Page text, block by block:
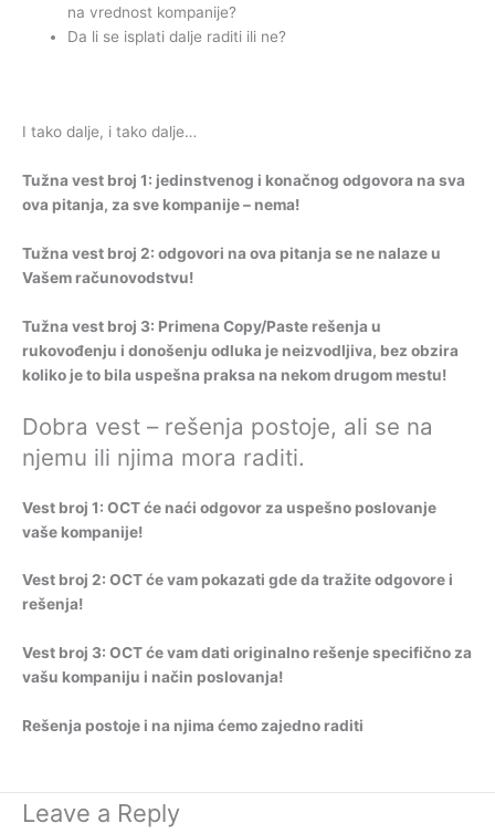
na vrednost kompanije?
Da li se isplati dalje raditi ili ne?
I tako dalje, i tako dalje…
Tužna vest broj 1: jedinstvenog i konačnog odgovora na sva
ova pitanja, za sve kompanije – nema!
Tužna vest broj 2: odgovori na ova pitanja se ne nalaze u
Vašem računovodstvu!
Tužna vest broj 3: Primena Copy/Paste rešenja u
rukovođenju i donošenju odluka je neizvodljiva, bez obzira
koliko je to bila uspešna praksa na nekom drugom mestu!
Dobra vest – rešenja postoje, ali se na
njemu ili njima mora raditi.
Vest broj 1: OCT će naći odgovor za uspešno poslovanje
vaše kompanije!
Vest broj 2: OCT će vam pokazati gde da tražite odgovore i
rešenja!
Vest broj 3: OCT će vam dati originalno rešenje specifično za
vašu kompaniju i način poslovanja!
Rešenja postoje i na njima ćemo zajedno raditi
Leave a Reply